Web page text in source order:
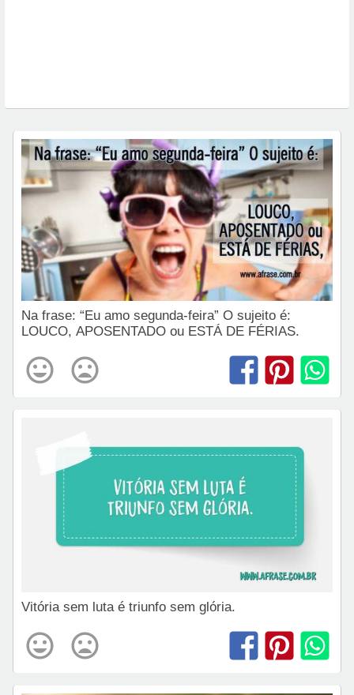
Na frase: “Eu amo segunda-feira” O sujeito é:
LOUCO, APOSENTADO ou ESTÁ DE FÉRIAS.
Vitória sem luta é triunfo sem glória.